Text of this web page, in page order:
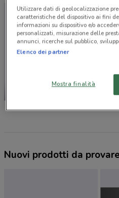
dm
Nuovi prodotti da
Utilizzare dati di geolocalizzazione
caratteristiche del dispositivo ai fini
informazioni su dispositivo e/o
personalizzati, misurazione delle
annunci, ricerche sul pubblico,
Elenco dei partner
Mostra finalità